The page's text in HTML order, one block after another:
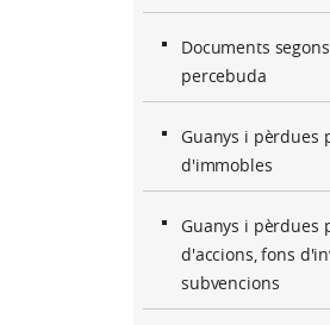
Documents
percebuda
Guanys i pèrdues
d'immobles
Guanys i pèrdues
d'accions, fons
subvencions